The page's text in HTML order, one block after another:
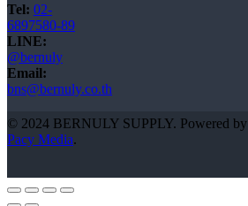
Tel: 02-
6897580-89
LINE:
@bernuly
Email:
bns@bernuly.co.th
© 2024 BERNULY SUPPLY. Powered by
Pacy Media.